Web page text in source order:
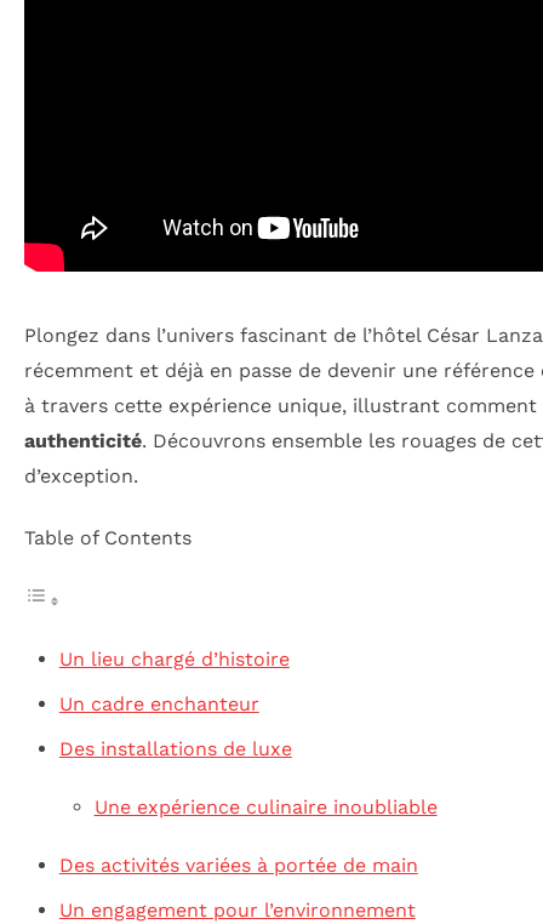
Plongez dans l’univers fascinant de l’hôtel César
récemment et déjà en passe de devenir une
à travers cette expérience unique, illustrant
authenticité. Découvrons ensemble les rouages de
d’exception.
Table of Contents
Un lieu chargé d’histoire
Un cadre enchanteur
Des installations de luxe
Une expérience culinaire inoubliable
Des activités variées à portée de main
Un engagement pour l’environnement